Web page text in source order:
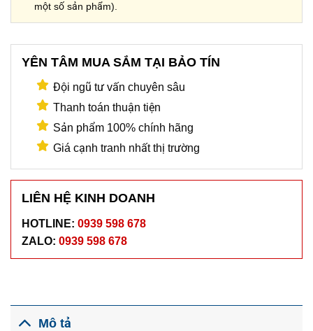
một số sản phẩm).
YÊN TÂM MUA SẮM TẠI BẢO TÍN
Đội ngũ tư vấn chuyên sâu
Thanh toán thuận tiện
Sản phẩm 100% chính hãng
Giá cạnh tranh nhất thị trường
LIÊN HỆ KINH DOANH
HOTLINE: 0939 598 678
ZALO: 0939 598 678
Mô tả